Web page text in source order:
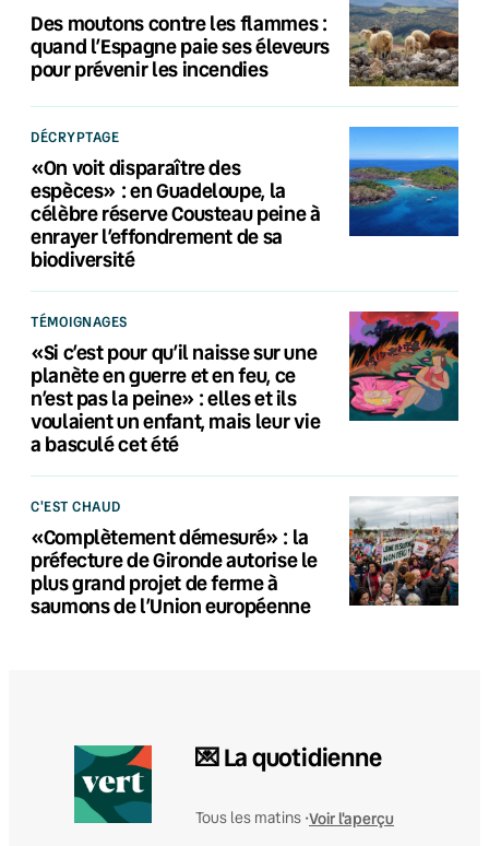
Des moutons contre les flammes :
quand l’Espagne paie ses éleveurs
pour prévenir les incendies
DÉCRYPTAGE
«On voit disparaître des
espèces» : en Guadeloupe, la
célèbre réserve Cousteau peine à
enrayer l’effondrement de sa
biodiversité
TÉMOIGNAGES
«Si c’est pour qu’il naisse sur une
planète en guerre et en feu, ce
n’est pas la peine» : elles et ils
voulaient un enfant, mais leur vie
a basculé cet été
C'EST CHAUD
«Complètement démesuré» : la
préfecture de Gironde autorise le
plus grand projet de ferme à
saumons de l’Union européenne
💌 La quotidienne
Tous les matins •Voir l'aperçu